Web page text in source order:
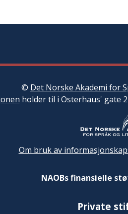
© Det Norske Akademi for
holder til i Osterhaus' gate
Om bruk av
NAOBs finansielle
Private